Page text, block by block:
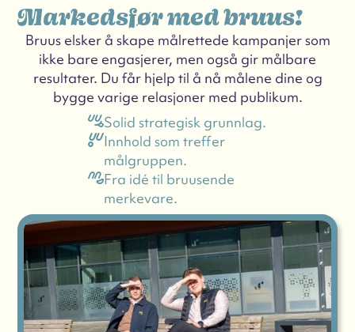
Markedsfør med bruus!
Bruus elsker å skape målrettede kampanjer som
ikke bare engasjerer, men også gir målbare
resultater. Du får hjelp til å nå målene dine og
bygge varige relasjoner med publikum.
Solid strategisk grunnlag.
Innhold som treffer
målgruppen.
Fra idé til bruusende
merkevare.